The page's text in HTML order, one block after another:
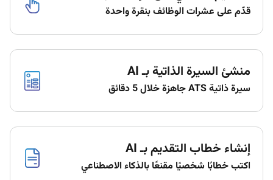
environment where the unique backgrounds of our
on any protected basis including disability veteran
status or other basis protected by applicable law.
Required Experience:
Intern
قدّم على عشرات الوظائف بنقرة واحدة
منشئ السيرة الذاتية بـ AI
سيرة ذاتية ATS جاهزة خلال 5 دقائق
إنشاء خطاب التقديم بـ AI
اكتب خطابًا شخصيًا مقنعًا بالذكاء الاصطناعي